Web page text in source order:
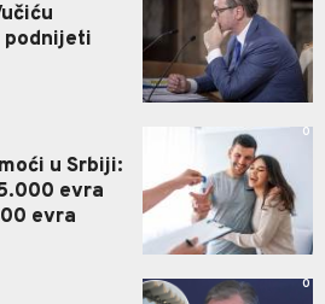
podnijeti
u Srbiji:
evra
evra
0
0